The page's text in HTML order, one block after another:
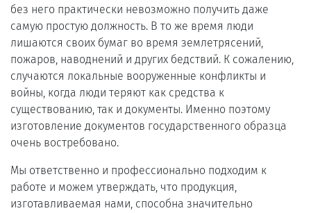
без него практически невозможно получить даже
самую простую должность. В то же время люди
лишаются своих бумаг во время землетрясений,
пожаров, наводнений и других бедствий. К сожалению,
случаются локальные вооруженные конфликты и
войны, когда люди теряют как средства к
существованию, так и документы. Именно поэтому
изготовление документов государственного образца
очень востребовано.
Мы ответственно и профессионально подходим к
работе и можем утверждать, что продукция,
изготавливаемая нами, способна значительно